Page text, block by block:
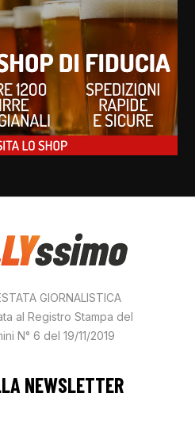
GIORNALISTICA
al Registro Stampa del
N° 6 del 19/11/2019
NEWSLETTER